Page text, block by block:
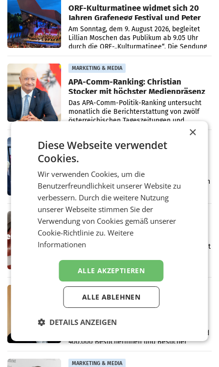
ORF-Kulturmatinee widmet sich 20
Jahren Grafenegg Festival und Peter
Simonischek
Am Sonntag, dem 9. August 2026, begleitet
Lillian Moschen das Publikum ab 9.05 Uhr
durch die ORF-„Kulturmatinee“. Die Sendung
startet mit der Dokumentation „20 Jahre
Grafenegg
MARKETING & MEDIA
APA-Comm-Ranking: Christian
Stocker mit höchster Medienpräsenz
im Juli
Das APA-Comm-Politik-Ranking untersucht
monatlich die Berichterstattung von zwölf
österreichischen Tageszeitungen und
MARKETING & MEDIA
Prozess zu Warner-Übernahme erst
im März 2027
LOS ANGELES Die geplante Übernahme des
Hollywood-Urgesteins Warner Brothers durch
den Rivalen Paramount wird noch lange in
der Schwebe bleiben. Eine Richterin setzte
den Prozess zu
Werbe Akademie startet neue
Unter dem Slogan „Näher dran geht nicht. Mit
Bildungseinrichtung des WIFI Wien eine neue
Imagekampagne gestartet.
Halbjahresbilanz cine.ma:
400.000 Besucher mehr
Das österreichische Kino setzt seinen
positiven Wachstumskurs fort. Mit einer rund
400.000 Besucherinnen und Besucher
höheren Nettoreichweite im ersten Halbjahr
2026 gegenüber dem
MARKETING & MEDIA
×
Diese Webseite verwendet
Cookies.
Wir verwenden Cookies, um die
Benutzerfreundlichkeit unserer Website zu
verbessern. Durch die weitere Nutzung
unserer Webseite stimmen Sie der
Verwendung von Cookies gemäß unserer
Cookie-Richtlinie zu.Weitere
Informationen
ALLE AKZEPTIEREN
ALLE ABLEHNEN
DETAILS ANZEIGEN